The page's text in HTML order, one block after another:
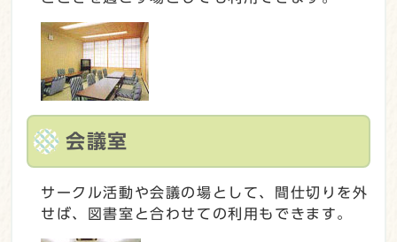
会議室
サークル活動や会議の場として、間仕切りを外
せば、図書室と合わせての利用もできます。